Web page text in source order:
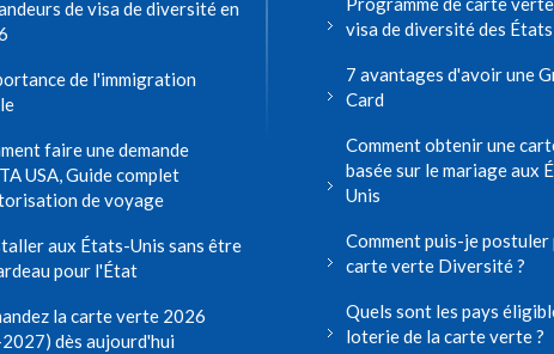
de visa de diversité en
de l'immigration
faire une demande
USA, Guide complet
de voyage
aux États-Unis sans être
pour l'État
la carte verte 2026
dès aujourd'hui
visa de diversité des
7 avantages d'avoir une
Card
Comment obtenir une
basée sur le mariage aux
Unis
Comment puis-je postuler
carte verte Diversité ?
Quels sont les pays
loterie de la carte verte ?